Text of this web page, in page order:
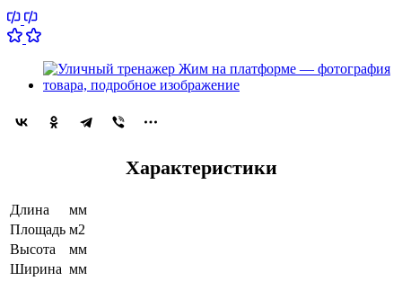
Характеристики
Длина
мм
Площадь м2
Высота
мм
Ширина мм